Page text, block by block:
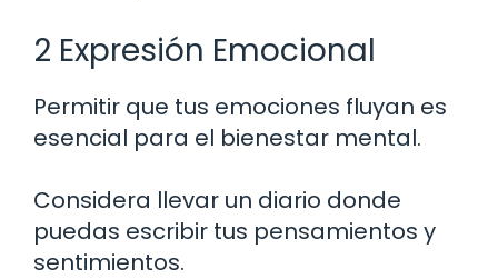
2 Expresión Emocional
Permitir que tus emociones fluyan es
esencial para el bienestar mental.
Considera llevar un diario donde
puedas escribir tus pensamientos y
sentimientos.